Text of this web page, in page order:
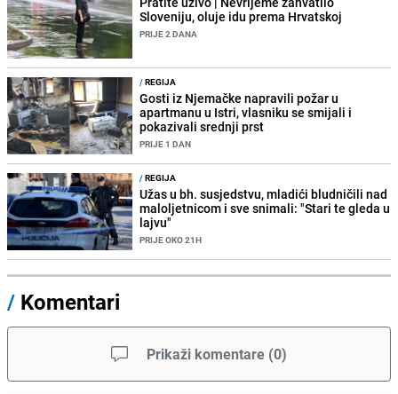
Sloveniju, oluje idu prema Hrvatskoj
PRIJE 2 DANA
/REGIJA
Gosti iz Njemačke napravili požar u
apartmanu u Istri, vlasniku se smijali i
pokazivali srednji prst
PRIJE 1 DAN
/REGIJA
Užas u bh. susjedstvu, mladići bludničili nad
maloljetnicom i sve snimali: "Stari te gleda u
lajvu"
PRIJE OKO 21H
/ Komentari
Prikaži komentare (0)